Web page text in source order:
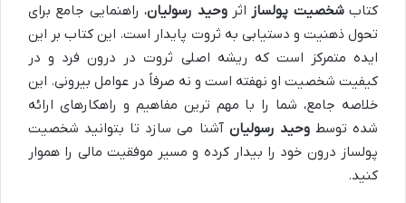
کتابشخصیت پولساز اثروحید رسولیان، راهنمایی جامع برای
تحول ذهنیت و دستیابی به ثروت پایدار است. این کتاب بر این
ایده متمرکز است که ریشه اصلی ثروت در درون فرد و در
کیفیت شخصیت او نهفته است و نه صرفاً در عوامل بیرونی. این
خلاصه جامع، شما را با مهم ترین مفاهیم و راهکارهای ارائه
شده توسطوحید رسولیان آشنا می سازد تا بتوانید شخصیت
پولساز درون خود را بیدار کرده و مسیر موفقیت مالی را هموار
کنید.